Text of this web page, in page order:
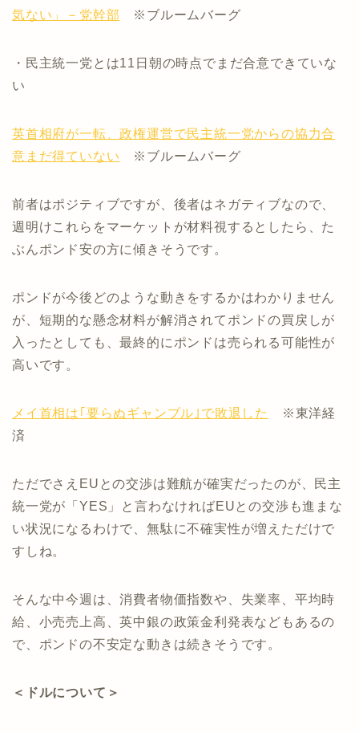
気ない」－党幹部 ※ブルームバーグ
・民主統一党とは11日朝の時点でまだ合意できていな
い
英首相府が一転、政権運営で民主統一党からの協力合
意まだ得ていない ※ブルームバーグ
前者はポジティブですが、後者はネガティブなので、
週明けこれらをマーケットが材料視するとしたら、た
ぶんポンド安の方に傾きそうです。
ポンドが今後どのような動きをするかはわかりません
が、短期的な懸念材料が解消されてポンドの買戻しが
入ったとしても、最終的にポンドは売られる可能性が
高いです。
メイ首相は｢要らぬギャンブル｣で敗退した
※東洋経
済
ただでさえEUとの交渉は難航が確実だったのが、民主
統一党が「YES」と言わなければEUとの交渉も進まな
い状況になるわけで、無駄に不確実性が増えただけで
すしね。
そんな中今週は、消費者物価指数や、失業率、平均時
給、小売売上高、英中銀の政策金利発表などもあるの
で、ポンドの不安定な動きは続きそうです。
＜ドルについて＞